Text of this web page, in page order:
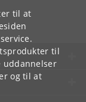
til at
til
uddannelser
og til at